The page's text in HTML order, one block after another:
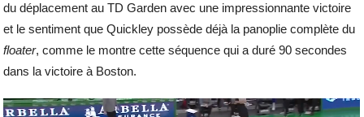
du déplacement au TD Garden avec une impressionnante victoire
et le sentiment que Quickley possède déjà la panoplie complète du
floater, comme le montre cette séquence qui a duré 90 secondes
dans la victoire à Boston.